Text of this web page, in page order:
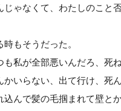
じゃなくて、わたしのこと
時もそうだった。
も私が全部悪いんだろ、死
かいらない、出て行け、死
込んで髪の毛掴まれて壁と